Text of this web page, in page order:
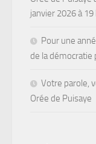
janvier 2026 à
Pour une
de la démocratie
Votre parole,
Orée de Puisaye